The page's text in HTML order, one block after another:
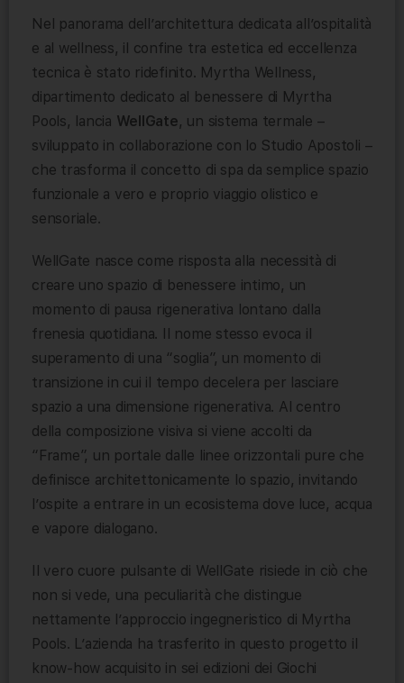
Nel panorama dell’architettura dedicata all’ospitalità
e al wellness, il confine tra estetica ed eccellenza
tecnica è stato ridefinito. Myrtha Wellness,
dipartimento dedicato al benessere di Myrtha
Pools, lancia WellGate, un sistema termale –
sviluppato in collaborazione con lo Studio Apostoli –
che trasforma il concetto di spa da semplice spazio
funzionale a vero e proprio viaggio olistico e
sensoriale.
WellGate nasce come risposta alla necessità di
creare uno spazio di benessere intimo, un
momento di pausa rigenerativa lontano dalla
frenesia quotidiana. Il nome stesso evoca il
superamento di una “soglia”, un momento di
transizione in cui il tempo decelera per lasciare
spazio a una dimensione rigenerativa. Al centro
della composizione visiva si viene accolti da
“Frame”, un portale dalle linee orizzontali pure che
definisce architettonicamente lo spazio, invitando
l’ospite a entrare in un ecosistema dove luce, acqua
e vapore dialogano.
Il vero cuore pulsante di WellGate risiede in ciò che
non si vede, una peculiarità che distingue
nettamente l’approccio ingegneristico di Myrtha
Pools. L’azienda ha trasferito in questo progetto il
know-how acquisito in sei edizioni dei Giochi